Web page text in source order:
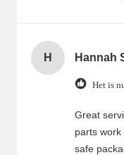
clear
advice.
are very
from you.
H Hannah
Het is
Great
parts
safe